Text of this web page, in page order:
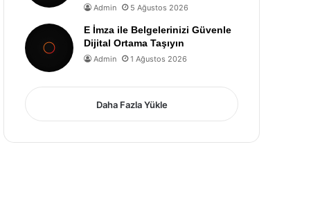
Admin 5 Ağustos 2026
E İmza ile Belgelerinizi Güvenle
Dijital Ortama Taşıyın
Admin 1 Ağustos 2026
Daha Fazla Yükle